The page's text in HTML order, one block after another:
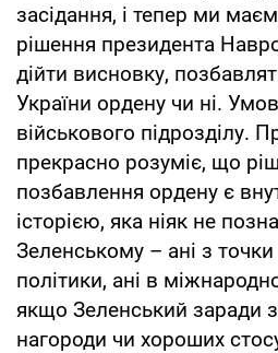
засідання, і тепер ми
рішення президента
дійти висновку,
України ордену чи ні.
військового підрозділу.
прекрасно розуміє, що
позбавлення ордену є
історією, яка ніяк не
Зеленському – ані з
політики, ані в
якщо Зеленський заради
нагороди чи хороших